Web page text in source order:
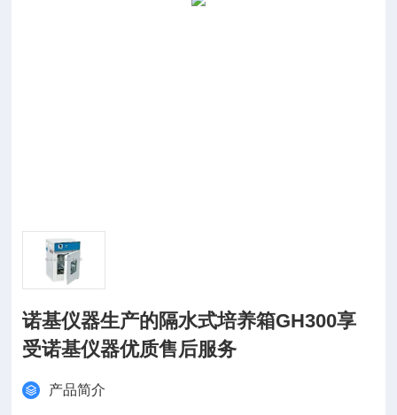
诺基仪器生产的隔水式培养箱GH300享
受诺基仪器优质售后服务
产品简介